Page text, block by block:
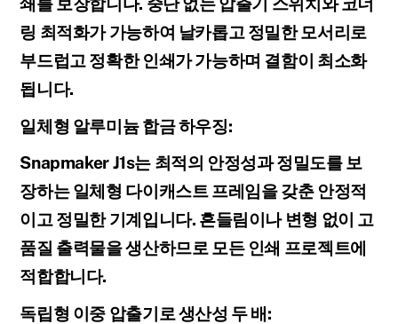
링 최적화가 가능하여 날카롭고 정밀한 모서리로
부드럽고 정확한 인쇄가 가능하며 결함이 최소화
됩니다.
일체형 알루미늄 합금 하우징:
Snapmaker J1s는 최적의 안정성과 정밀도를 보
장하는 일체형 다이캐스트 프레임을 갖춘 안정적
이고 정밀한 기계입니다. 흔들림이나 변형 없이 고
품질 출력물을 생산하므로 모든 인쇄 프로젝트에
적합합니다.
독립형 이중 압출기로 생산성 두 배: